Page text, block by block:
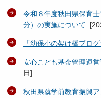
令和８年度秋田県保育
分）の実施について [
「幼保小の架け橋プロ
安心こども基金管理運営
日]
秋田県就学前教育振興